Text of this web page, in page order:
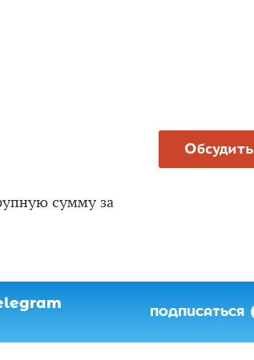
Обсудить
сумму за
ПОДПИСАТЬСЯ